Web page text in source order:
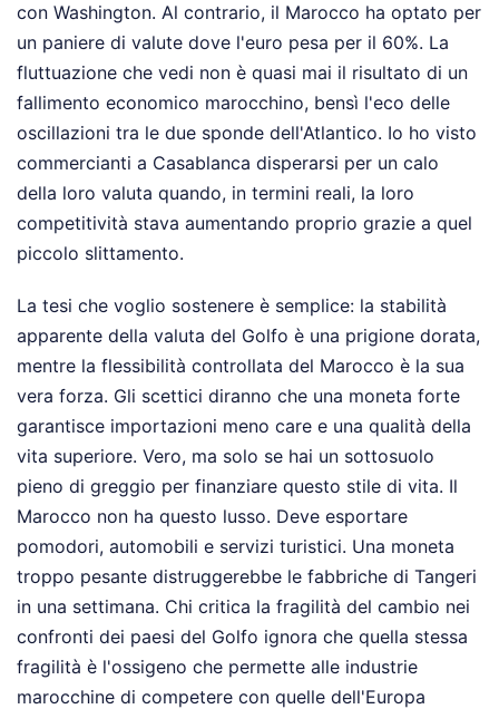
con Washington. Al contrario, il Marocco ha optato per
un paniere di valute dove l'euro pesa per il 60%. La
fluttuazione che vedi non è quasi mai il risultato di un
fallimento economico marocchino, bensì l'eco delle
oscillazioni tra le due sponde dell'Atlantico. Io ho visto
commercianti a Casablanca disperarsi per un calo
della loro valuta quando, in termini reali, la loro
competitività stava aumentando proprio grazie a quel
piccolo slittamento.
La tesi che voglio sostenere è semplice: la stabilità
apparente della valuta del Golfo è una prigione dorata,
mentre la flessibilità controllata del Marocco è la sua
vera forza. Gli scettici diranno che una moneta forte
garantisce importazioni meno care e una qualità della
vita superiore. Vero, ma solo se hai un sottosuolo
pieno di greggio per finanziare questo stile di vita. Il
Marocco non ha questo lusso. Deve esportare
pomodori, automobili e servizi turistici. Una moneta
troppo pesante distruggerebbe le fabbriche di Tangeri
in una settimana. Chi critica la fragilità del cambio nei
confronti dei paesi del Golfo ignora che quella stessa
fragilità è l'ossigeno che permette alle industrie
marocchine di competere con quelle dell'Europa